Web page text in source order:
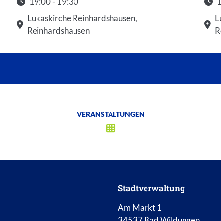
Startzeit: 19:00
Lukaskirche Reinhardshausen,
Reinhardshausen
VERANSTALTUNGEN
Stadtverwaltung
Am Markt 1